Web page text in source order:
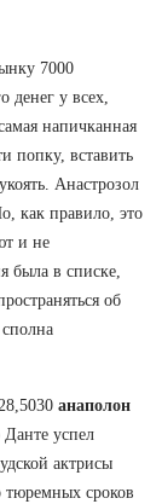
7000
денег у всех,
напичканная
попку, вставить
Анастрозол
как правило, это
и не
была в списке,
об
анаполон
успел
актрисы
сроков